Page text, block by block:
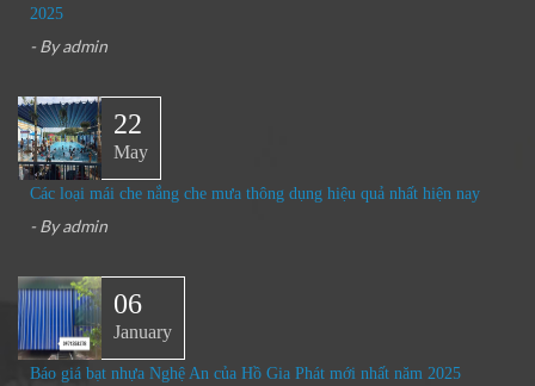
2025
- Byadmin
22
May
Các loại mái che nắng che mưa thông dụng hiệu quả nhất hiện nay
- Byadmin
06
January
Báo giá bạt nhựa Nghệ An của Hồ Gia Phát mới nhất năm 2025